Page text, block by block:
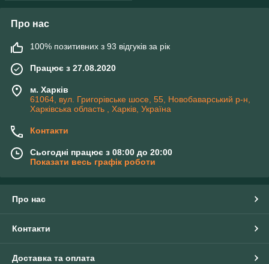
Про нас
100% позитивних з 93 відгуків за рік
Працює з 27.08.2020
м. Харків
61064, вул. Григорівське шосе, 55, Новобаварський р-н,
Харківська область , Харків, Україна
Контакти
Сьогодні працює з 08:00 до 20:00
Показати весь графік роботи
Про нас
Контакти
Доставка та оплата